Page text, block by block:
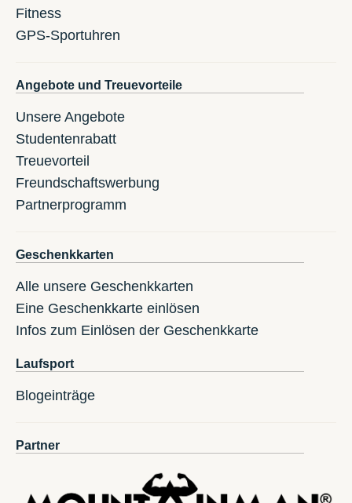
Fitness
GPS-Sportuhren
Angebote und Treuevorteile
Unsere Angebote
Studentenrabatt
Treuevorteil
Freundschaftswerbung
Partnerprogramm
Geschenkkarten
Alle unsere Geschenkkarten
Eine Geschenkkarte einlösen
Infos zum Einlösen der Geschenkkarte
Laufsport
Blogeinträge
Partner